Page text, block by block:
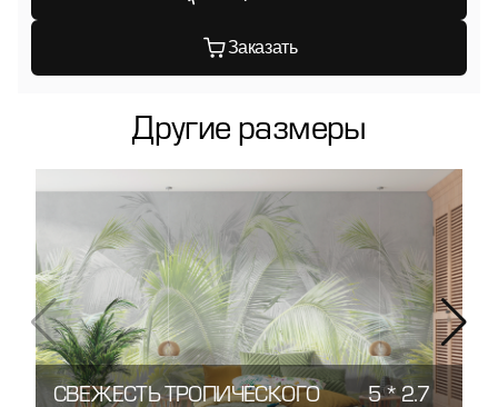
Заказать
Другие размеры
СВЕЖЕСТЬ ТРОПИЧЕСКОГО
5 * 2.7